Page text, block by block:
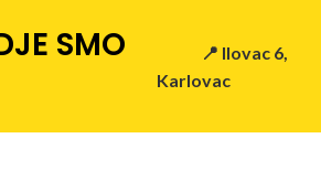
SMO
📍 Ilovac 6,
Karlovac